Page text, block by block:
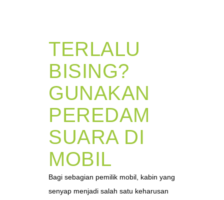
TERLALU
BISING?
GUNAKAN
PEREDAM
SUARA DI
MOBIL
Bagi sebagian pemilik mobil, kabin yang
senyap menjadi salah satu keharusan